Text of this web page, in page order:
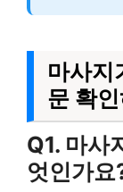
마사지
문 확
Q1. 마사
엇인가요